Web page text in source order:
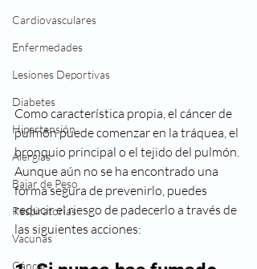
Cardiovasculares
Enfermedades
Lesiones Deportivas
Diabetes
Hipertensión
Alergias
Bajar de Peso
Respiratorias
Vacunas
Cáncer
Como característica propia, el cáncer de
pulmón puede comenzar en la tráquea, el
bronquio principal o el tejido del pulmón.
Aunque aún no se ha encontrado una
forma segura de prevenirlo, puedes
reducir el riesgo de padecerlo a través de
las siguientes acciones: